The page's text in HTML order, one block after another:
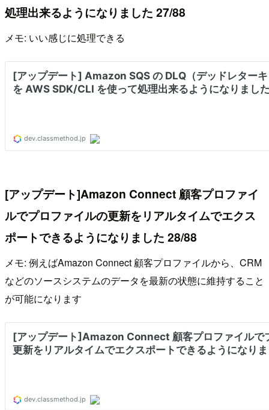
処理出来るようになりました 27/88
メモ: いい感じに処理できる
[アップデート]Amazon Connect 顧客プロファイ
ルでプロファイルの更新をリアルタイムでエクス
ポートできるようになりました 28/88
メモ: 例えばAmazon Connect 顧客プロファイルから、CRM
などのソースシステムのデータを最新の状態に維持すること
が可能になります